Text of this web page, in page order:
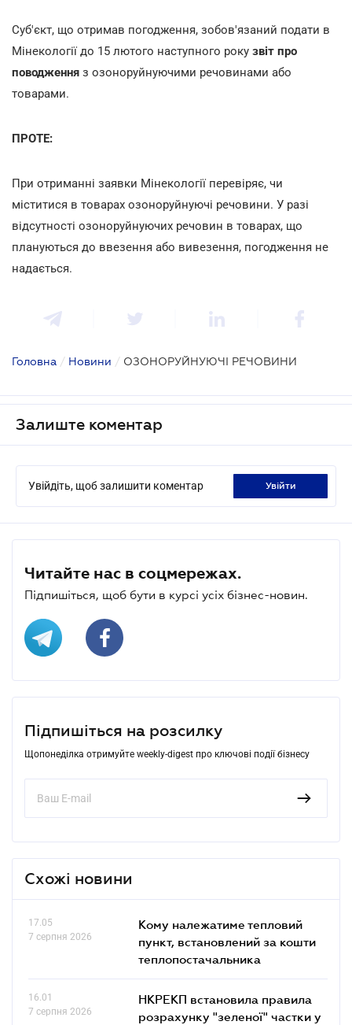
Суб'єкт, що отримав погодження, зобов'язаний подати в
Мінекології до 15 лютого наступного року звіт про
поводження з озоноруйнуючими речовинами або
товарами.
ПРОТЕ:
При отриманні заявки Мінекології перевіряє, чи
міститися в товарах озоноруйнуючі речовини. У разі
відсутності озоноруйнуючих речовин в товарах, що
плануються до ввезення або вивезення, погодження не
надається.
Головна / Новини / ОЗОНОРУЙНУЮЧІ РЕЧОВИНИ
Залиште коментар
Увійдіть, щоб залишити коментар увійти
Читайте нас в соцмережах.
Підпишіться, щоб бути в курсі усіх бізнес-новин.
Підпишіться на розсилку
Щопонеділка отримуйте weekly-digest про ключові події бізнесу
Схожі новини
17.05
7 серпня 2026
Кому належатиме тепловий
пункт, встановлений за кошти
теплопостачальника
16.01
7 серпня 2026
НКРЕКП встановила правила
розрахунку "зеленої" частки у